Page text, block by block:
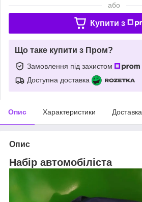
або
Купити з
Що таке купити з Пром?
Замовлення під захистом
Доступна доставка
Опис Характеристики Доставка
Опис
Набір автомобіліста